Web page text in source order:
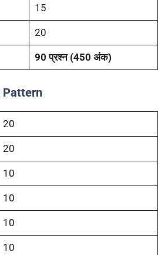
15
20
90 प्रश्न (450 अंक)
Pattern
20
20
10
10
10
10